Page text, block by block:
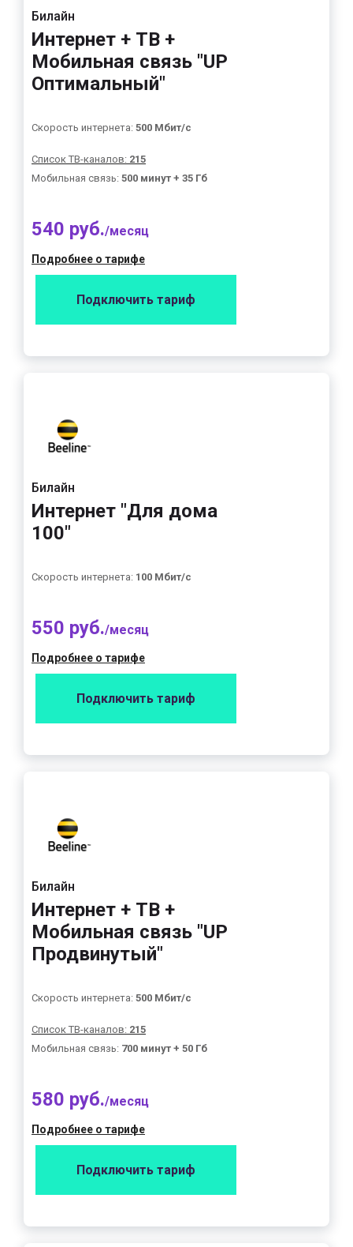
Билайн
Интернет + ТВ +
Мобильная связь "UP
Оптимальный"
Скорость интернета: 500 Мбит/с
Список ТВ-каналов: 215
Мобильная связь: 500 минут + 35 Гб
540 руб./месяц
Подробнее о тарифе
Подключить тариф
Билайн
Интернет "Для дома
100"
Скорость интернета: 100 Мбит/с
550 руб./месяц
Подробнее о тарифе
Подключить тариф
Билайн
Интернет + ТВ +
Мобильная связь "UP
Продвинутый"
Скорость интернета: 500 Мбит/с
Список ТВ-каналов: 215
Мобильная связь: 700 минут + 50 Гб
580 руб./месяц
Подробнее о тарифе
Подключить тариф